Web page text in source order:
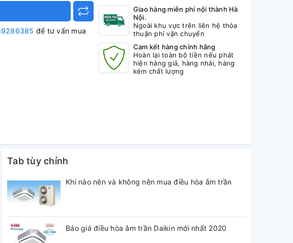
để tư vấn mua
Giao hàng miễn phí nội thành Hà
Nội.
Ngoài khu vực trên liên hệ thỏa
thuận phí vận chuyển
Cam kết hàng chính hãng
Hoàn lại toàn bộ tiền nếu phát
hiện hàng giả, hàng nhái, hàng
kém chất lượng
Tab tùy chỉnh
Khi nào nên và không nên mua điều hòa âm trần
Báo giá điều hòa âm trần Daikin mới nhất 2020